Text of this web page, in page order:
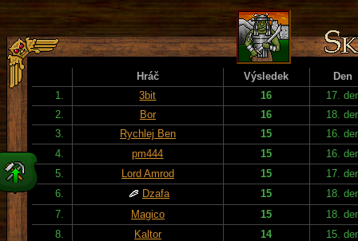
Hráč Výsledek
Den
1.
3bit 16
17.
2.
Bor 16
18.
3.
Rychlej Ben 15
16.
4.
pm444 15
16.
5.
Lord Amrod 15
17.
6.
Dzafa 15
18.
7.
Magico 15
18.
8.
Kaltor 14
15.